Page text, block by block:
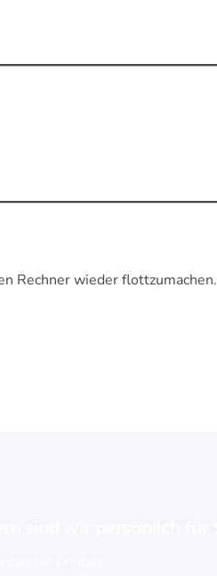
Rechner wieder flottzumachen.